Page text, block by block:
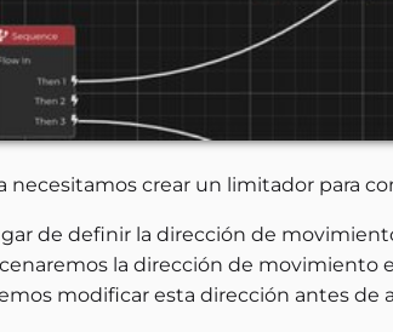
necesitamos crear un limitador para
de definir la dirección de
la dirección de movimiento
modificar esta dirección antes de